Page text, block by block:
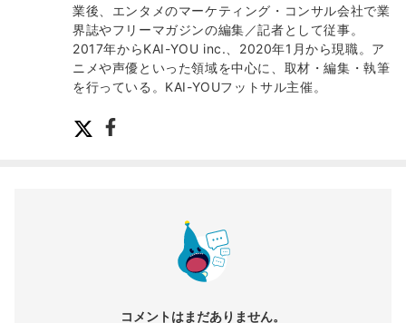
業後、エンタメのマーケティング・コンサル会社で業
界誌やフリーマガジンの編集／記者として従事。
2017年からKAI-YOU inc.、2020年1月から現職。ア
ニメや声優といった領域を中心に、取材・編集・執筆
を行っている。KAI-YOUフットサル主催。
コメントはまだありません。